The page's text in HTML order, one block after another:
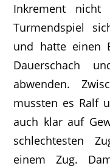
Inkrement
Turmendspiel
und hatte einen
Dauerschach
abwenden.
mussten es Ralf
auch klar auf
schlechtesten
einem Zug.